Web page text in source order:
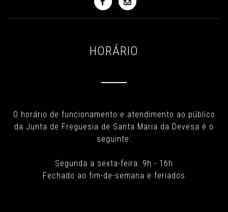
HORÁRIO
O horário de funcionamento e atendimento ao público
da Junta de Freguesia de Santa Maria da Devesa é o
seguinte:
Segunda a sexta-feira: 9h - 16h
Fechado ao fim-de-semana e feriados